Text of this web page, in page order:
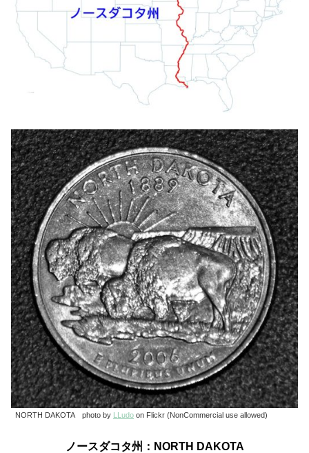
NORTH DAKOTA photo by LLudo on Flickr (NonCommercial use allowed)
ノースダコタ州：NORTH DAKOTA